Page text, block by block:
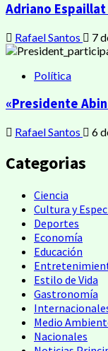
Adriano
Rafael Santos 7
Política
«Presidente
Rafael Santos 6
Categorias
Ciencia
Cultura y
Deportes
Economía
Educación
Estilo de Vida
Gastronomía
Medio
Nacionales